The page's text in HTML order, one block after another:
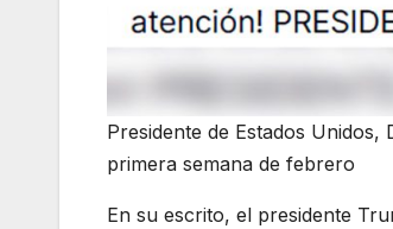
Presidente de Estados
primera semana de febrero
En su escrito, el presidente